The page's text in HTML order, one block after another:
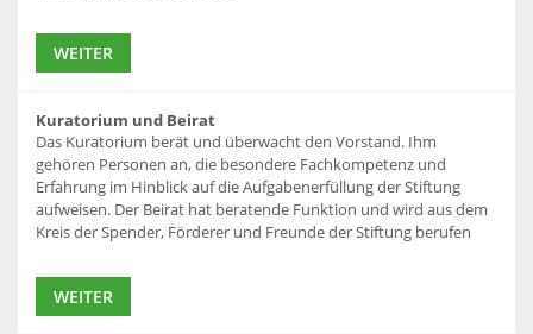
WEITER
Kuratorium und Beirat
Das Kuratorium berät und überwacht den Vorstand. Ihm
gehören Personen an, die besondere Fachkompetenz und
Erfahrung im Hinblick auf die Aufgabenerfüllung der Stiftung
aufweisen. Der Beirat hat beratende Funktion und wird aus dem
Kreis der Spender, Förderer und Freunde der Stiftung berufen
WEITER